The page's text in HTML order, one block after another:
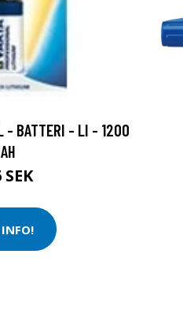
- BATTERI - LI - 1200
INFO!